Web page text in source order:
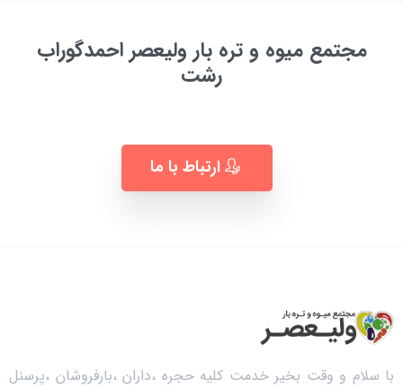
مجتمع میوه و تره بار ولیعصر احمدگوراب
رشت
ارتباط با ما
با سلام و وقت بخیر خدمت کلیه حجره ،داران ،بارفروشان ،پرسنل